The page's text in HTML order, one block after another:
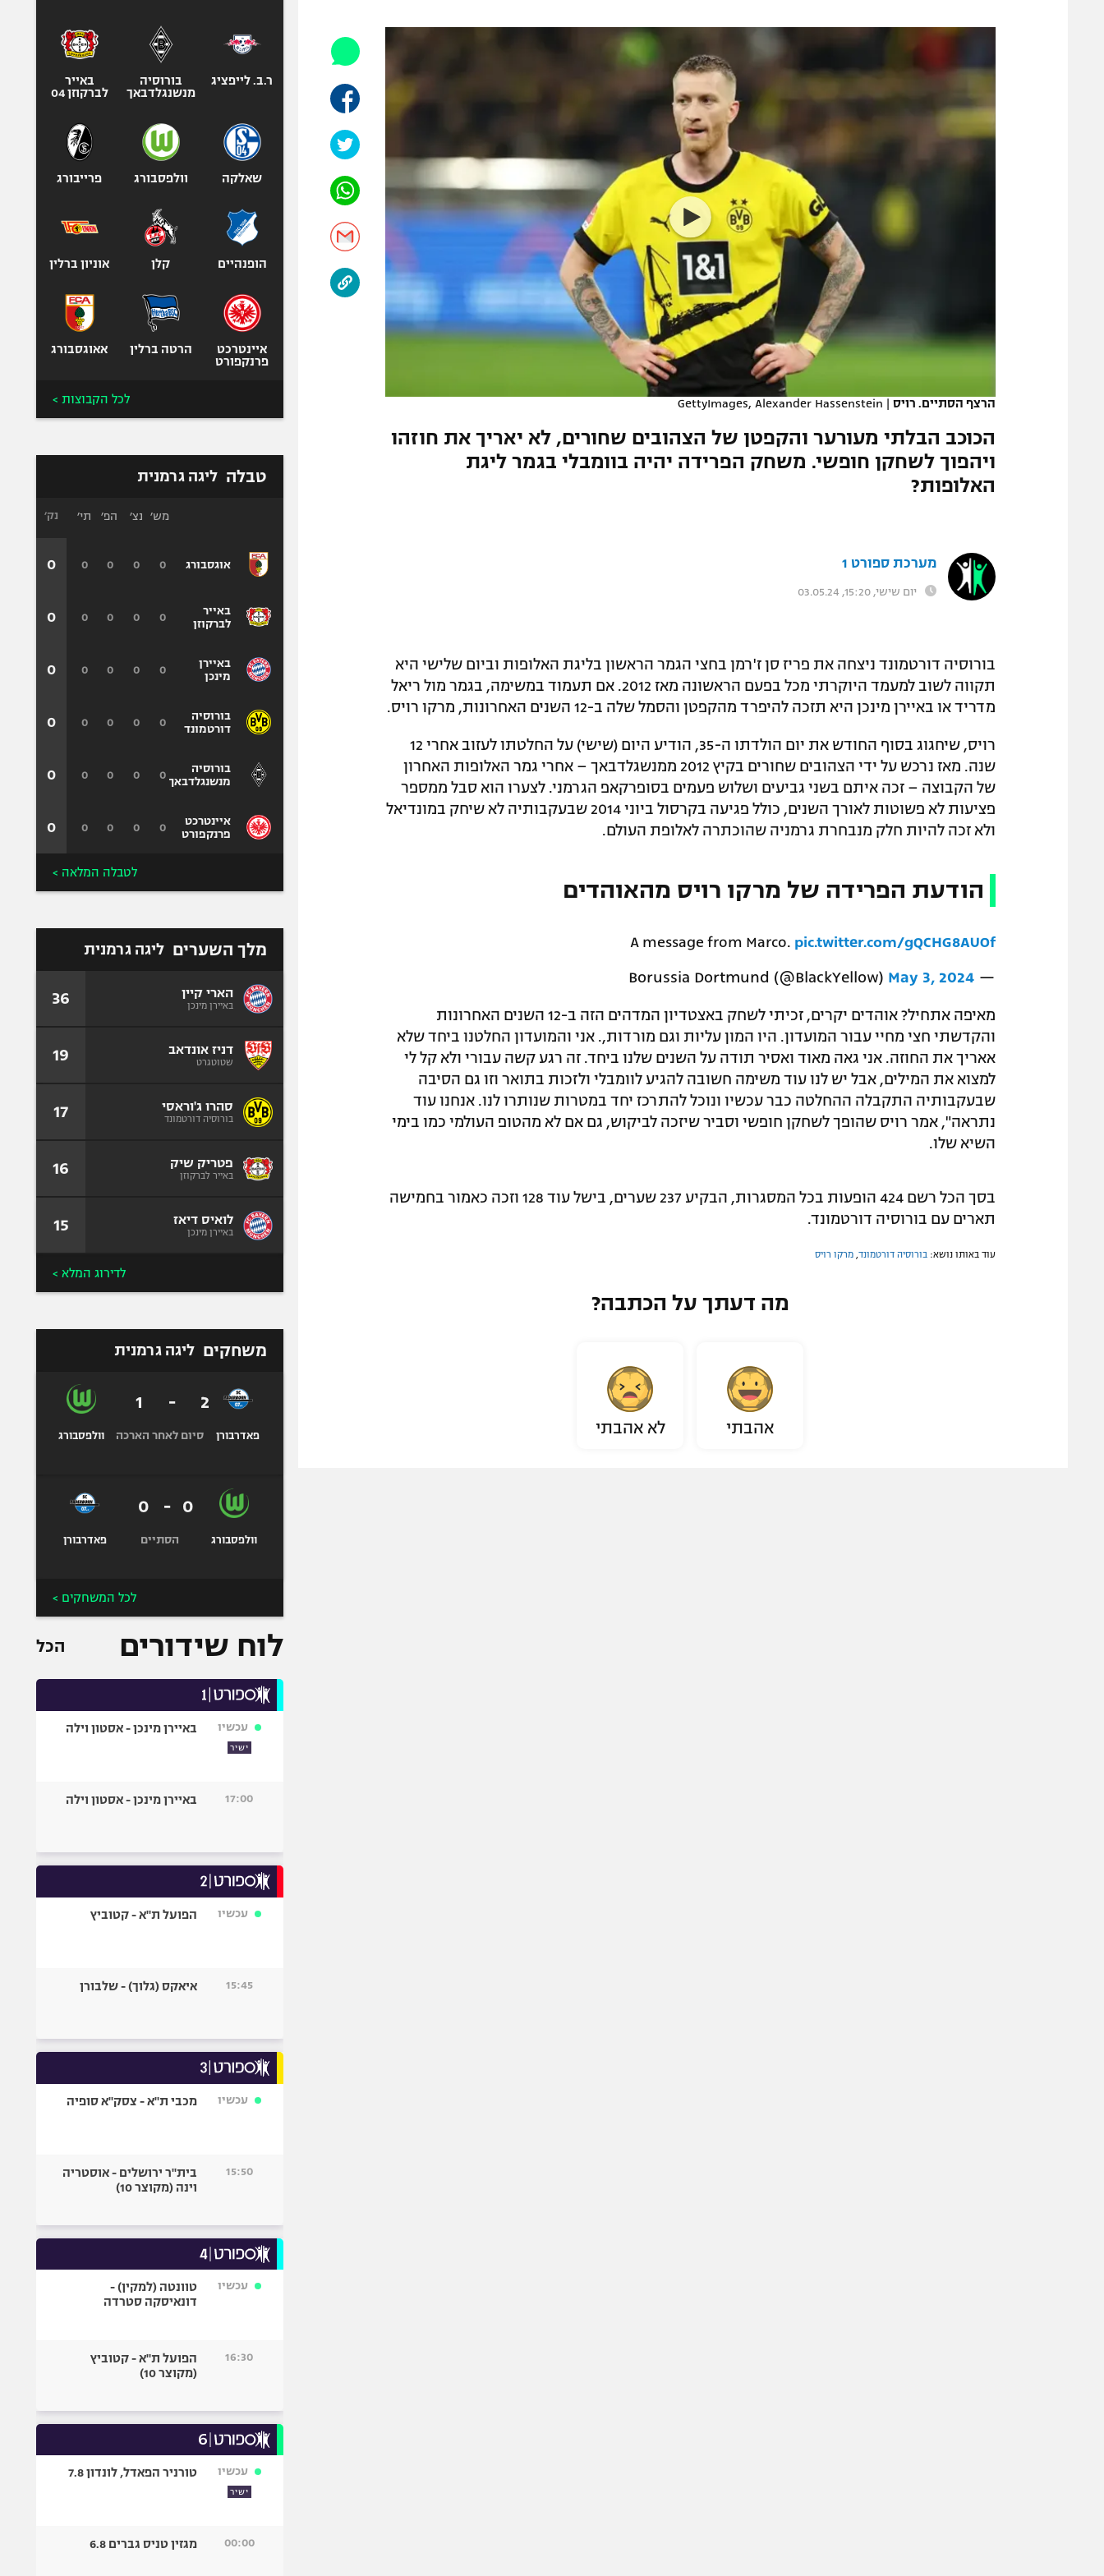
תקנון משתתפים וזוכים בפרסים
רשיון להקרנה פומבית לבית עסק
תגיות
הפועל תל אביב
הפועל חיפה
הפועל באר שבע
מכבי נתניה
בני יהודה
ליגה סינית
ליגה ברזילאית
אופניים
ספורט מוטורי
כדורמים
פוטבול אמריקאי NFL
בייסבול MLB
ספורט אתגרי
גיימינג E-Sports
הרצף הסתיים. רויס |
GettyImages, Alexander Hassenstein
הכוכב הבלתי מעורער והקפטן של הצהובים שחורים, לא יאריך את חוזהו
ויהפוך לשחקן חופשי. משחק הפרידה יהיה בוומבלי בגמר ליגת
האלופות?
מערכת ספורט 1
יום שישי, 15:20, 03.05.24
בורוסיה דורטמונד ניצחה את פריז סן ז'רמן בחצי הגמר הראשון בליגת האלופות וביום שלישי היא
תקווה לשוב למעמד היוקרתי מכל בפעם הראשונה מאז 2012. אם תעמוד במשימה, בגמר מול ריאל
מדריד או באיירן מינכן היא תזכה להיפרד מהקפטן והסמל שלה ב-12 השנים האחרונות, מרקו רויס.
רויס, שיחגוג בסוף החודש את יום הולדתו ה-35, הודיע היום (שישי) על החלטתו לעזוב אחרי 12
שנה. מאז נרכש על ידי הצהובים שחורים בקיץ 2012 ממנשגלדבאך – אחרי גמר האלופות האחרון
של הקבוצה – זכה איתם בשני גביעים ושלוש פעמים בסופרקאפ הגרמני. לצערו הוא סבל ממספר
פציעות לא פשוטות לאורך השנים, כולל פגיעה בקרסול ביוני 2014 שבעקבותיה לא שיחק במונדיאל
ולא זכה להיות חלק מנבחרת גרמניה שהוכתרה לאלופת העולם.
הודעת הפרידה של מרקו רויס מהאוהדים
A message from Marco. pic.twitter.com/gQCHG8AUOf
— Borussia Dortmund (@BlackYellow)
May 3, 2024
מאיפה אתחיל? אוהדים יקרים, זכיתי לשחק באצטדיון המדהים הזה ב-12 השנים האחרונות
והקדשתי חצי מחיי עבור המועדון. היו המון עליות וגם מורדות,. אני והמועדון החלטנו ביחד שלא
אאריך את החוזה. אני גאה מאוד ואסיר תודה על השנים שלנו ביחד. זה רגע קשה עבורי ולא קל לי
למצוא את המילים, אבל יש לנו עוד משימה חשובה להגיע לוומבלי ולזכות בתואר וזו גם הסיבה
שבעקבותיה התקבלה ההחלטה כבר עכשיו ונוכל להתרכז יחד במטרות שנותרו לנו. אנחנו עוד
נתראה", אמר רויס שהופך לשחקן חופשי וסביר שיזכה לביקוש, גם אם לא מהטופ העולמי כמו בימי
השיא שלו.
בסך הכל רשם 424 הופעות בכל המסגרות, הבקיע 237 שערים, בישל עוד 128 וזכה כאמור בחמישה
תארים עם בורוסיה דורטמונד.
עוד באותו נושא: בורוסיה דורטמונד מרקו רויס
מה דעתך על הכתבה?
אהבתי לא אהבתי
ר.ב. לייפציג
בורוסיה
מנשנגלדבאך
באייר
לברקוזן 04
שאלקה וולפסבורג פרייבורג
הופנהיים קלן אוניון ברלין
איינטרכט
פרנקפורט
הרטה ברלין אאוגסבורג
לכל הקבוצות >
טבלה ליגה גרמנית
אוגסבורג
באייר
לברקוזן
באיירן
מינכן
בורוסיה
דורטמונד
בורוסיה
מנשנגלדבאך
איינטרכט
פרנקפורט
מש׳ נצ׳ הפ׳ תי׳
0
0
0
0
0
0
0
0
0
0
0
0
0
0
0
0
0
0
0
0
0
0
0
0
נק׳
0
0
0
0
0
0
לטבלה המלאה >
מלך השערים ליגה גרמנית
הארי קיין
באיירן מינכן 36
דניז אונדאב
שטוטגרט 19
סהרו ג'וראסי
בורוסיה דורטמונד 17
פטריק שיק
באייר לברקוזן 16
לואיס דיאז
באיירן מינכן 15
לדירוג המלא >
משחקים ליגה גרמנית
פאדרבורן
2
-
1
סיום לאחר הארכה וולפסבורג
וולפסבורג
0
-
0
הסתיים פאדרבורן
לכל המשחקים >
לוח שידורים הכל
עכשיו
ישיר
באיירן מינכן - אסטון וילה
17:00 באיירן מינכן - אסטון וילה
עכשיו הפועל ת"א - קטוביץ
15:45 איאקס (גלוך) - שלבורן
עכשיו מכבי ת"א - צסק"א סופיה
15:50
בית"ר ירושלים - אוסטריה
וינה (מקוצר 10)
עכשיו
טוונטה (למקין) -
דונאיסקה סטרדה
16:30
הפועל ת"א - קטוביץ
(מקוצר 10)
עכשיו
ישיר
טורניר הפאדל, לונדון 7.8
00:00 מגזין טניס גברים 6.8